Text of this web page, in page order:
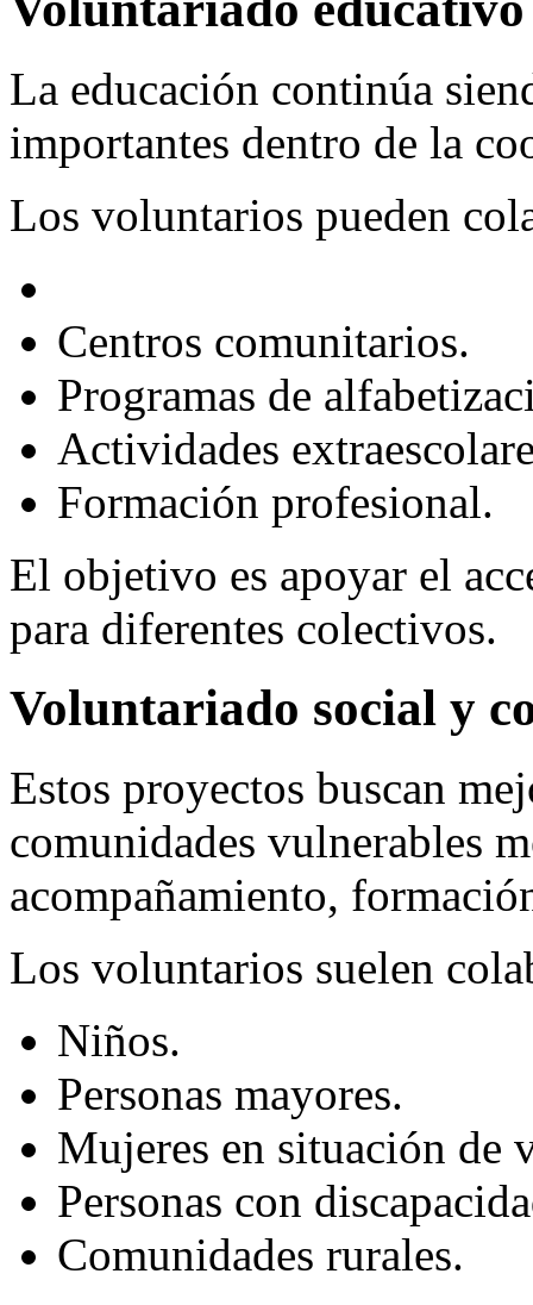
La educación continúa
importantes dentro de la
Los voluntarios pueden
Centros comunitarios.
Programas de
Actividades
Formación profesional.
El objetivo es apoyar el
para diferentes colectivos.
Voluntariado social y
Estos proyectos buscan
comunidades vulnerables
acompañamiento,
Los voluntarios suelen
Niños.
Personas mayores.
Mujeres en situación de
Personas con
Comunidades rurales.